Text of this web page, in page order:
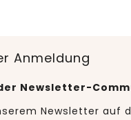
Anmeldung
Newsletter-
Newsletter auf